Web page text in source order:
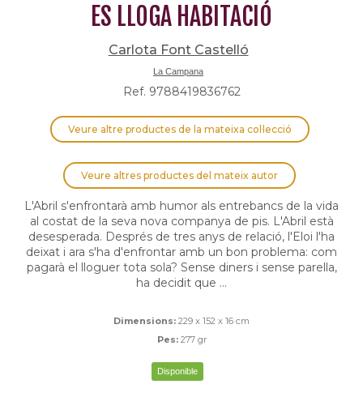
ES LLOGA HABITACIÓ
Carlota Font Castelló
La Campana
Ref. 9788419836762
Veure altre productes de la mateixa col·lecció
Veure altres productes del mateix autor
L'Abril s'enfrontarà amb humor als entrebancs de la vida
al costat de la seva nova companya de pis. L'Abril està
desesperada. Després de tres anys de relació, l'Eloi l'ha
deixat i ara s'ha d'enfrontar amb un bon problema: com
pagarà el lloguer tota sola? Sense diners i sense parella,
ha decidit que ...
Dimensions: 229 x 152 x 16 cm
Pes: 277 gr
Disponible